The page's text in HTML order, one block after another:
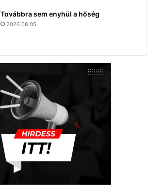
Továbbra sem enyhül a hőség
2026.08.05.